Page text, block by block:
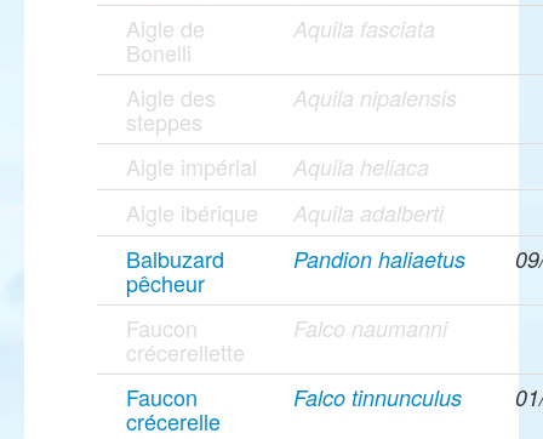
Aigle de
Bonelli
Aquila fasciata
Aigle des
steppes
Aquila nipalensis
Aigle impérial Aquila heliaca
Aigle ibérique Aquila adalberti
Balbuzard
pêcheur
Pandion haliaetus
Faucon
crécerellette
Falco naumanni
Faucon
crécerelle
Falco tinnunculus